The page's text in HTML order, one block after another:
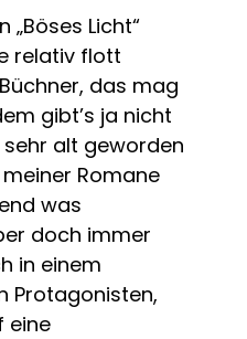
„Böses Licht“
relativ flott
das mag
gibt’s ja nicht
alt geworden
Romane
was
doch immer
in einem
Protagonisten,
eine